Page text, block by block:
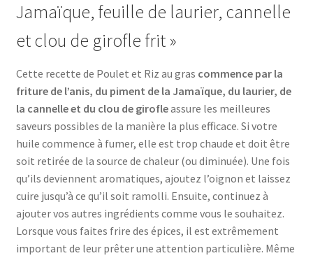
Jamaïque, feuille de laurier, cannelle
et clou de girofle frit »
Cette recette de Poulet et Riz au gras commence par la
friture de l’anis, du piment de la Jamaïque, du laurier, de
la cannelle et du clou de girofleassure les meilleures
saveurs possibles de la manière la plus efficace. Si votre
huile commence à fumer, elle est trop chaude et doit être
soit retirée de la source de chaleur (ou diminuée). Une fois
qu’ils deviennent aromatiques, ajoutez l’oignon et laissez
cuire jusqu’à ce qu’il soit ramolli. Ensuite, continuez à
ajouter vos autres ingrédients comme vous le souhaitez.
Lorsque vous faites frire des épices, il est extrêmement
important de leur prêter une attention particulière. Même